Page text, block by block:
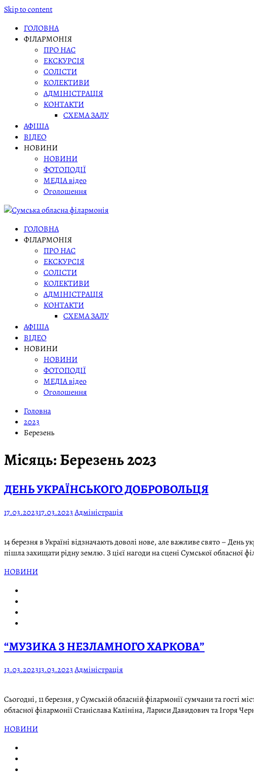
Skip to content
ГОЛОВНА
ФІЛАРМОНІЯ
ПРО НАС
ЕКСКУРСІЯ
СОЛІСТИ
КОЛЕКТИВИ
АДМІНІСТРАЦІЯ
КОНТАКТИ
СХЕМА ЗАЛУ
АФІША
ВІДЕО
НОВИНИ
НОВИНИ
ФОТОПОДІЇ
МЕДІА відео
Оголошення
ГОЛОВНА
ФІЛАРМОНІЯ
ПРО НАС
ЕКСКУРСІЯ
СОЛІСТИ
КОЛЕКТИВИ
АДМІНІСТРАЦІЯ
КОНТАКТИ
СХЕМА ЗАЛУ
АФІША
ВІДЕО
НОВИНИ
НОВИНИ
ФОТОПОДІЇ
МЕДІА відео
Оголошення
Головна
2023
Березень
Місяць:Березень 2023
ДЕНЬ УКРАЇНСЬКОГО ДОБРОВОЛЬЦЯ
17.03.202317.03.2023Адміністрація
14 березня в Україні відзначають доволі нове, але важливе свято –
пішла захищати рідну землю. З цієї нагоди на сцені Сумської обласної
НОВИНИ
“МУЗИКА З НЕЗЛАМНОГО ХАРКОВА”
13.03.202313.03.2023Адміністрація
Сьогодні, 11 березня, у Сумській обласній філармонії сумчани та гості
обласної філармонії Станіслава Калініна, Лариси Давидович та Ігоря
НОВИНИ